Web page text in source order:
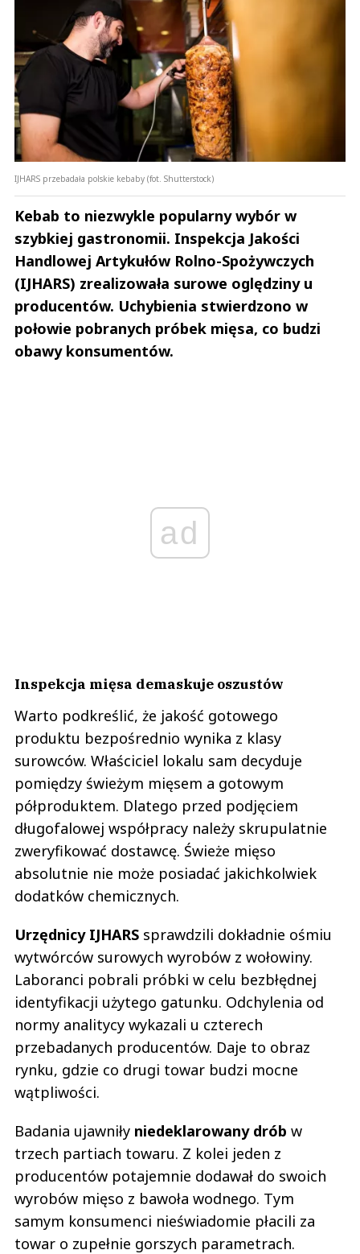
IJHARS przebadała polskie kebaby (fot. Shutterstock)
Kebab to niezwykle popularny wybór w
szybkiej gastronomii. Inspekcja Jakości
Handlowej Artykułów Rolno-Spożywczych
(IJHARS) zrealizowała surowe oględziny u
producentów. Uchybienia stwierdzono w
połowie pobranych próbek mięsa, co budzi
obawy konsumentów.
ad
Inspekcja mięsa demaskuje oszustów
Warto podkreślić, że jakość gotowego
produktu bezpośrednio wynika z klasy
surowców. Właściciel lokalu sam decyduje
pomiędzy świeżym mięsem a gotowym
półproduktem. Dlatego przed podjęciem
długofalowej współpracy należy skrupulatnie
zweryfikować dostawcę. Świeże mięso
absolutnie nie może posiadać jakichkolwiek
dodatków chemicznych.
Urzędnicy IJHARS sprawdzili dokładnie ośmiu
wytwórców surowych wyrobów z wołowiny.
Laboranci pobrali próbki w celu bezbłędnej
identyfikacji użytego gatunku. Odchylenia od
normy analitycy wykazali u czterech
przebadanych producentów. Daje to obraz
rynku, gdzie co drugi towar budzi mocne
wątpliwości.
Badania ujawniły niedeklarowany drób w
trzech partiach towaru. Z kolei jeden z
producentów potajemnie dodawał do swoich
wyrobów mięso z bawoła wodnego. Tym
samym konsumenci nieświadomie płacili za
towar o zupełnie gorszych parametrach.